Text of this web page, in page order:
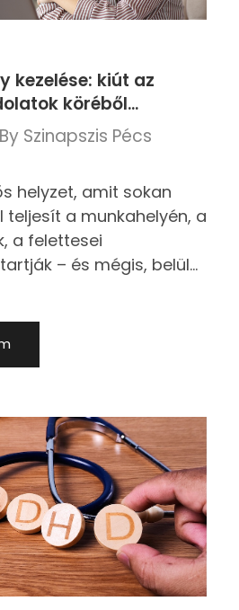
kezelése: kiút az
köréből
By Szinapszis Pécs
helyzet, amit sokan
teljesít a munkahelyén, a
a felettesei
– és mégis, belül